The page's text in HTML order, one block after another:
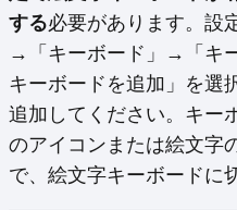
する必要があります。設
→「キーボード」→「キ
キーボードを追加」を選
追加してください。キー
のアイコンまたは絵文字
で、絵文字キーボードに